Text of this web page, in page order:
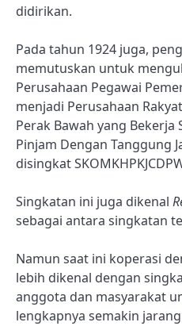
didirikan.
Pada tahun 1924 juga,
memutuskan untuk
Perusahaan Pegawai
menjadi Perusahaan
Perak Bawah yang Bekerja
Pinjam Dengan Tanggung
disingkat
Singkatan ini juga dikenal
sebagai antara singkatan
Namun saat ini koperasi
lebih dikenal dengan
anggota dan masyarakat
lengkapnya semakin